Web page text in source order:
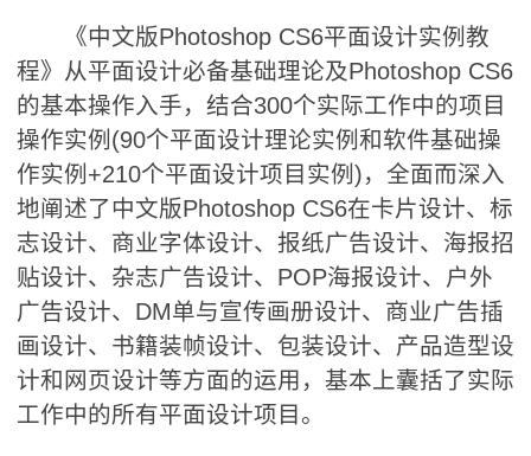
《中文版Photoshop CS6平面设计实例教
程》从平面设计必备基础理论及Photoshop CS6
的基本操作入手，结合300个实际工作中的项目
操作实例(90个平面设计理论实例和软件基础操
作实例+210个平面设计项目实例)，全面而深入
地阐述了中文版Photoshop CS6在卡片设计、标
志设计、商业字体设计、报纸广告设计、海报招
贴设计、杂志广告设计、POP海报设计、户外
广告设计、DM单与宣传画册设计、商业广告插
画设计、书籍装帧设计、包装设计、产品造型设
计和网页设计等方面的运用，基本上囊括了实际
工作中的所有平面设计项目。